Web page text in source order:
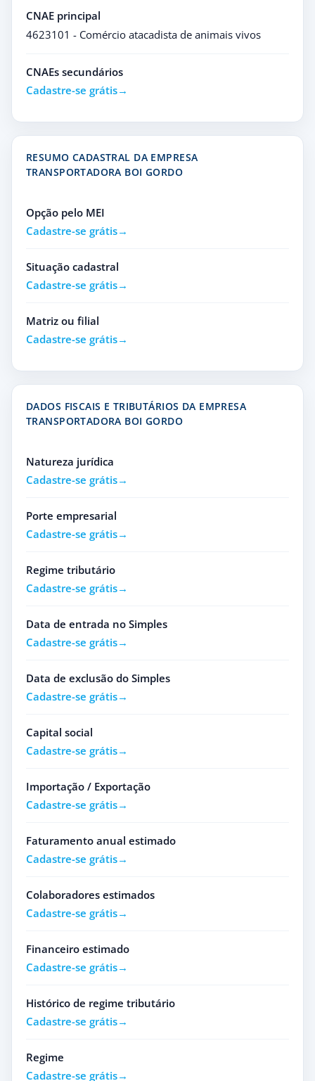
CNAE principal
4623101 - Comércio atacadista de animais vivos
CNAEs secundários
Cadastre-se grátis
RESUMO CADASTRAL DA EMPRESA
TRANSPORTADORA BOI GORDO
Opção pelo MEI
Cadastre-se grátis
Situação cadastral
Cadastre-se grátis
Matriz ou filial
Cadastre-se grátis
DADOS FISCAIS E TRIBUTÁRIOS DA EMPRESA
TRANSPORTADORA BOI GORDO
Natureza jurídica
Cadastre-se grátis
Porte empresarial
Cadastre-se grátis
Regime tributário
Cadastre-se grátis
Data de entrada no Simples
Cadastre-se grátis
Data de exclusão do Simples
Cadastre-se grátis
Capital social
Cadastre-se grátis
Importação / Exportação
Cadastre-se grátis
Faturamento anual estimado
Cadastre-se grátis
Colaboradores estimados
Cadastre-se grátis
Financeiro estimado
Cadastre-se grátis
Histórico de regime tributário
Cadastre-se grátis
Regime
Cadastre-se grátis